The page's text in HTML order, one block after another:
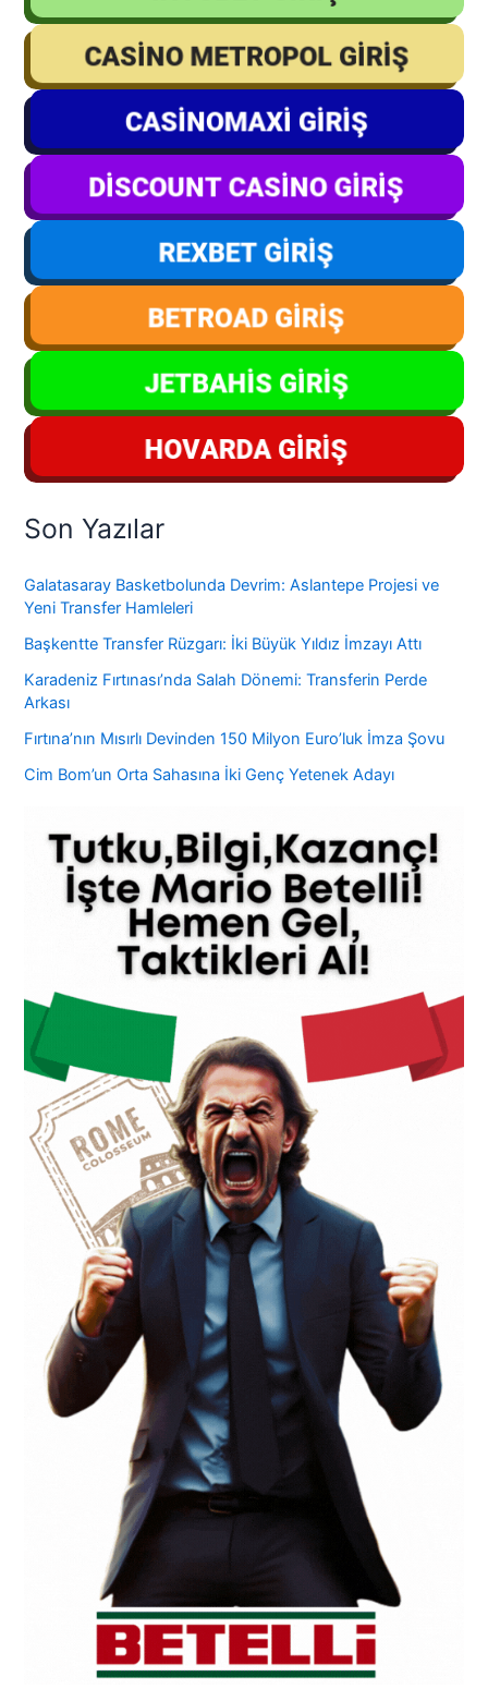
Son Yazılar
Galatasaray Basketbolunda Devrim: Aslantepe Projesi ve
Yeni Transfer Hamleleri
Başkentte Transfer Rüzgarı: İki Büyük Yıldız İmzayı Attı
Karadeniz Fırtınası’nda Salah Dönemi: Transferin Perde
Arkası
Fırtına’nın Mısırlı Devinden 150 Milyon Euro’luk İmza Şovu
Cim Bom’un Orta Sahasına İki Genç Yetenek Adayı